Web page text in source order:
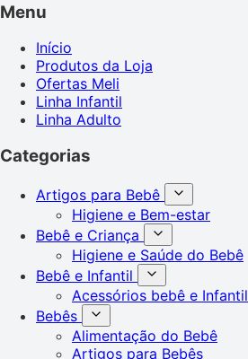
Menu
Início
Produtos da Loja
Ofertas Meli
Linha Infantil
Linha Adulto
Categorias
Artigos para Bebê
Higiene e Bem-estar
Bebê e Criança
Higiene e Saúde do Bebê
Bebê e Infantil
Acessórios bebê e Infantil
Bebês
Alimentação do Bebê
Artigos para Bebês